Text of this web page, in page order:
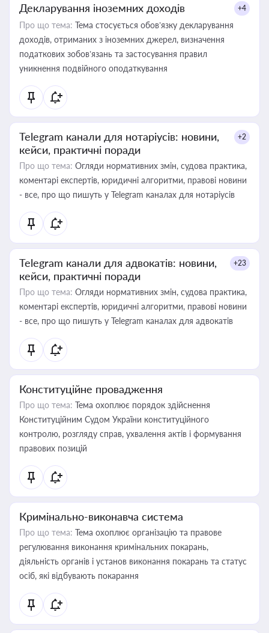
Декларування іноземних доходів +4
Про що тема: Тема стосується обов’язку декларування
доходів, отриманих з іноземних джерел, визначення
податкових зобов’язань та застосування правил
уникнення подвійного оподаткування
Telegram канали для нотаріусів: новини,
кейси, практичні поради
+2
Про що тема: Огляди нормативних змін, судова практика,
коментарі експертів, юридичні алгоритми, правові новини
- все, про що пишуть у Telegram каналах для нотаріусів
Telegram канали для адвокатів: новини,
кейси, практичні поради
+23
Про що тема: Огляди нормативних змін, судова практика,
коментарі експертів, юридичні алгоритми, правові новини
- все, про що пишуть у Telegram каналах для адвокатів
Конституційне провадження
Про що тема: Тема охоплює порядок здійснення
Конституційним Судом України конституційного
контролю, розгляду справ, ухвалення актів і формування
правових позицій
Кримінально-виконавча система
Про що тема: Тема охоплює організацію та правове
регулювання виконання кримінальних покарань,
діяльність органів і установ виконання покарань та статус
осіб, які відбувають покарання